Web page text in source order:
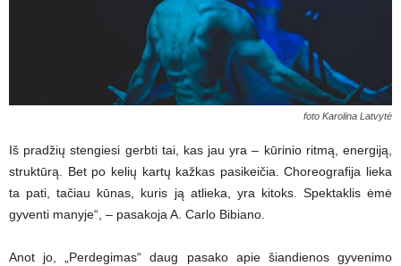
foto Karolina Latvytė
Iš pradžių stengiesi gerbti tai, kas jau yra – kūrinio ritmą, energiją,
struktūrą. Bet po kelių kartų kažkas pasikeičia. Choreografija lieka
ta pati, tačiau kūnas, kuris ją atlieka, yra kitoks. Spektaklis ėmė
gyventi manyje“, – pasakoja A. Carlo Bibiano.
Anot jo, „Perdegimas“ daug pasako apie šiandienos gyvenimo